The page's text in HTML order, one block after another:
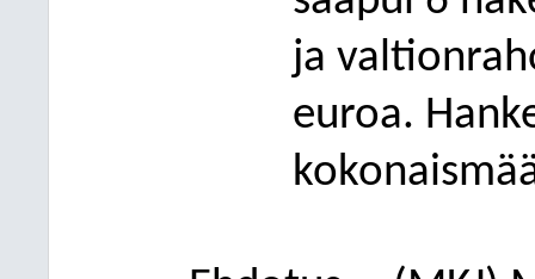
ja
euroa.